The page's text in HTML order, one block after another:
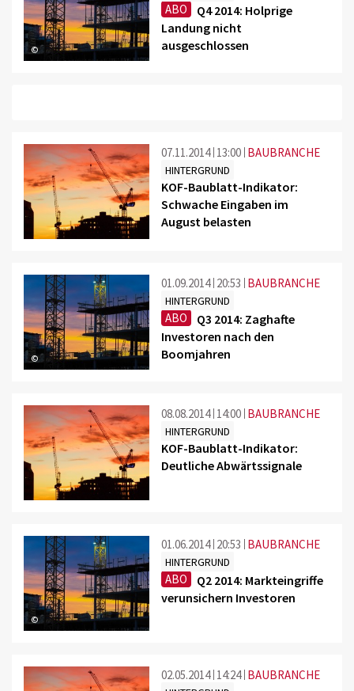
©
ABO
Q4 2014: Holprige
Landung nicht
ausgeschlossen
07.11.2014 13:00 BAUBRANCHE
HINTERGRUND
KOF-Baublatt-Indikator:
Schwache Eingaben im
August belasten
©
01.09.2014 20:53 BAUBRANCHE
HINTERGRUND
ABO
Q3 2014: Zaghafte
Investoren nach den
Boomjahren
08.08.2014 14:00 BAUBRANCHE
HINTERGRUND
KOF-Baublatt-Indikator:
Deutliche Abwärtssignale
©
01.06.2014 20:53 BAUBRANCHE
HINTERGRUND
ABO
Q2 2014: Markteingriffe
verunsichern Investoren
02.05.2014 14:24 BAUBRANCHE